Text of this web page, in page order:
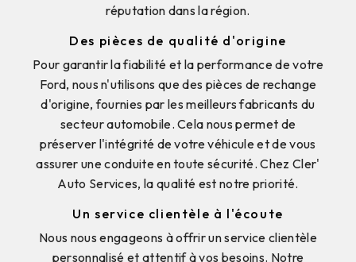
réputation dans la région.
Des pièces de qualité d'origine
Pour garantir la fiabilité et la performance de votre
Ford, nous n'utilisons que des pièces de rechange
d'origine, fournies par les meilleurs fabricants du
secteur automobile. Cela nous permet de
préserver l'intégrité de votre véhicule et de vous
assurer une conduite en toute sécurité. Chez Cler'
Auto Services, la qualité est notre priorité.
Un service clientèle à l'écoute
Nous nous engageons à offrir un service clientèle
personnalisé et attentif à vos besoins. Notre